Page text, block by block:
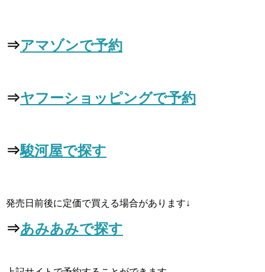
⇒アマゾンで予約
⇒ヤフーショッピングで予約
⇒駿河屋で探す
発売日前後に定価で買える場合があります↓
⇒あみあみで探す